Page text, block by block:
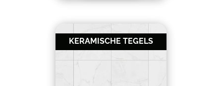
KERAMISCHE TEGELS